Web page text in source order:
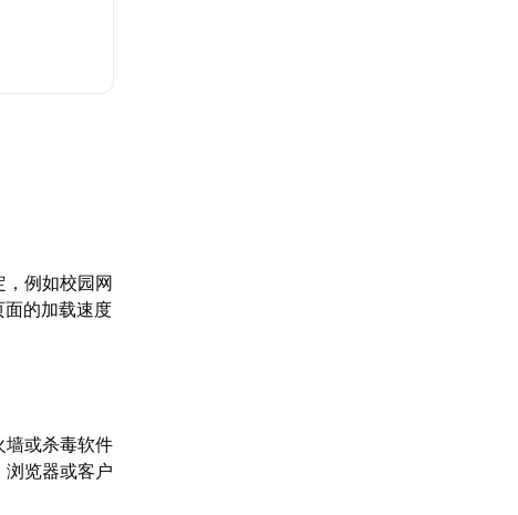
例如校园网
的加载速度
墙或杀毒软件
览器或客户